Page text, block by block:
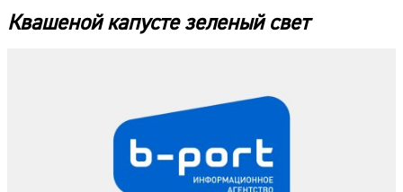
Квашеной капусте зеленый свет
Курсы валют